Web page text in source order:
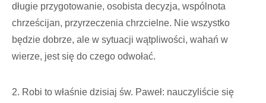
długie przygotowanie, osobista decyzja, wspólnota
chrześcijan, przyrzeczenia chrzcielne. Nie wszystko
będzie dobrze, ale w sytuacji wątpliwości, wahań w
wierze, jest się do czego odwołać.
2. Robi to właśnie dzisiaj św. Paweł: nauczyliście się